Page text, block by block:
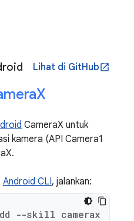
Lihat di GitHubopen_in_new
X
CameraX untuk
kamera (API Camera1
Android CLI, jalankan:
--skill camerax